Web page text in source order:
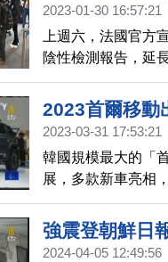
2023-01-30 16:57:21
上週六，法國官方
陰性檢測報告，延
策。
2023首爾移動
2023-03-31 17:53:21
韓國規模最大的「
展，多款新車亮相
強震登朝鮮日
2024-04-05 12:49:56